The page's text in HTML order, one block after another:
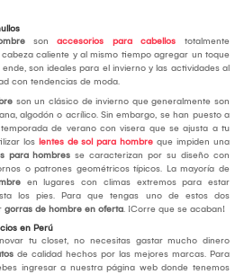
son accesorios para cabellos totalmente
caliente y al mismo tiempo agregar un toque
son ideales para el invierno y las actividades al
con tendencias de moda.
son un clásico de invierno que generalmente son
algodón o acrílico. Sin embargo, se han puesto a
de verano con visera que se ajusta a tu
los lentes de sol para hombre que impiden una
para hombres se caracterizan por su diseño con
o patrones geométricos típicos. La mayoría de
en lugares con climas extremos para estar
los pies. Para que tengas uno de estos dos
gorras de hombre en oferta. ¡Corre que se acaban!
en Perú
tu closet, no necesitas gastar mucho dinero
de calidad hechos por las mejores marcas. Para
ingresar a nuestra página web donde tenemos